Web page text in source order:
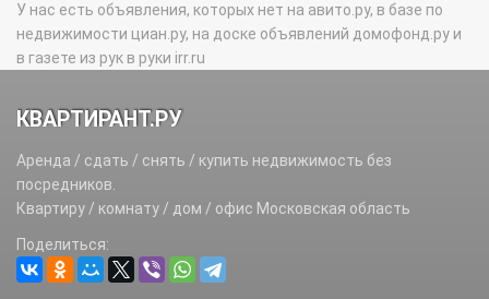
У нас есть объявления, которых нет на авито.ру, в базе по
недвижимости циан.ру, на доске объявлений домофонд.ру и
в газете из рук в руки irr.ru
КВАРТИРАНТ.РУ
Аренда / сдать / снять / купить недвижимость без
посредников.
Квартиру / комнату / дом / офис Московская область
Поделиться: